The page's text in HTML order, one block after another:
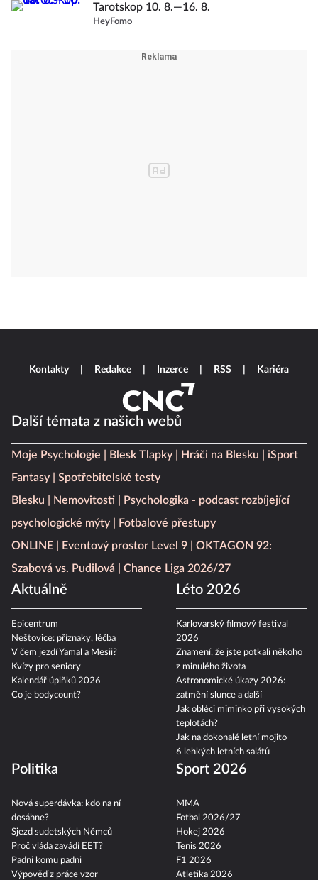
Tarotskop 10. 8.—16. 8.
HeyFomo
Další témata z našich webů
Moje Psychologie Blesk Tlapky Hráči na Blesku
iSport
Fantasy
Spotřebitelské testy
Blesku
Nemovitosti
Psychologika - podcast rozbíjející
psychologické mýty
Fotbalové přestupy
ONLINE
Eventový prostor Level 9
OKTAGON 92:
Szabová vs. Pudilová
Chance Liga 2026/27
Aktuálně
Epicentrum
Neštovice: příznaky, léčba
V čem jezdí Yamal a Mesii?
Kvízy pro seniory
Kalendář úplňků 2026
Co je bodycount?
Léto 2026
Karlovarský filmový festival
2026
Znamení, že jste potkali někoho
z minulého života
Astronomické úkazy 2026:
zatmění slunce a další
Jak obléci miminko při vysokých
teplotách?
Jak na dokonalé letní mojito
6 lehkých letních salátů
Politika
Nová superdávka: kdo na ní
dosáhne?
Sjezd sudetských Němců
Proč vláda zavádí EET?
Padni komu padni
Výpověď z práce vzor
Sport 2026
MMA
Fotbal 2026/27
Hokej 2026
Tenis 2026
F1 2026
Atletika 2026
Kontakty Redakce Inzerce RSS Kariéra